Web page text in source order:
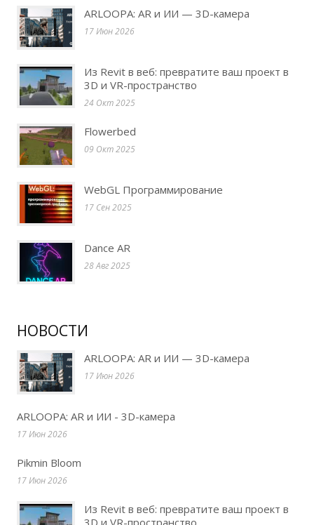
ARLOOPA: AR и ИИ — 3D-камера
17 Июн 2026
Из Revit в веб: превратите ваш проект в
3D и VR-пространство
24 Окт 2025
Flowerbed
09 Окт 2025
WebGL Программирование
17 Сен 2025
Dance AR
28 Авг 2025
НОВОСТИ
ARLOOPA: AR и ИИ — 3D-камера
17 Июн 2026
ARLOOPA: AR и ИИ - 3D-камера
17 Июн 2026
Pikmin Bloom
17 Июн 2026
Из Revit в веб: превратите ваш проект в